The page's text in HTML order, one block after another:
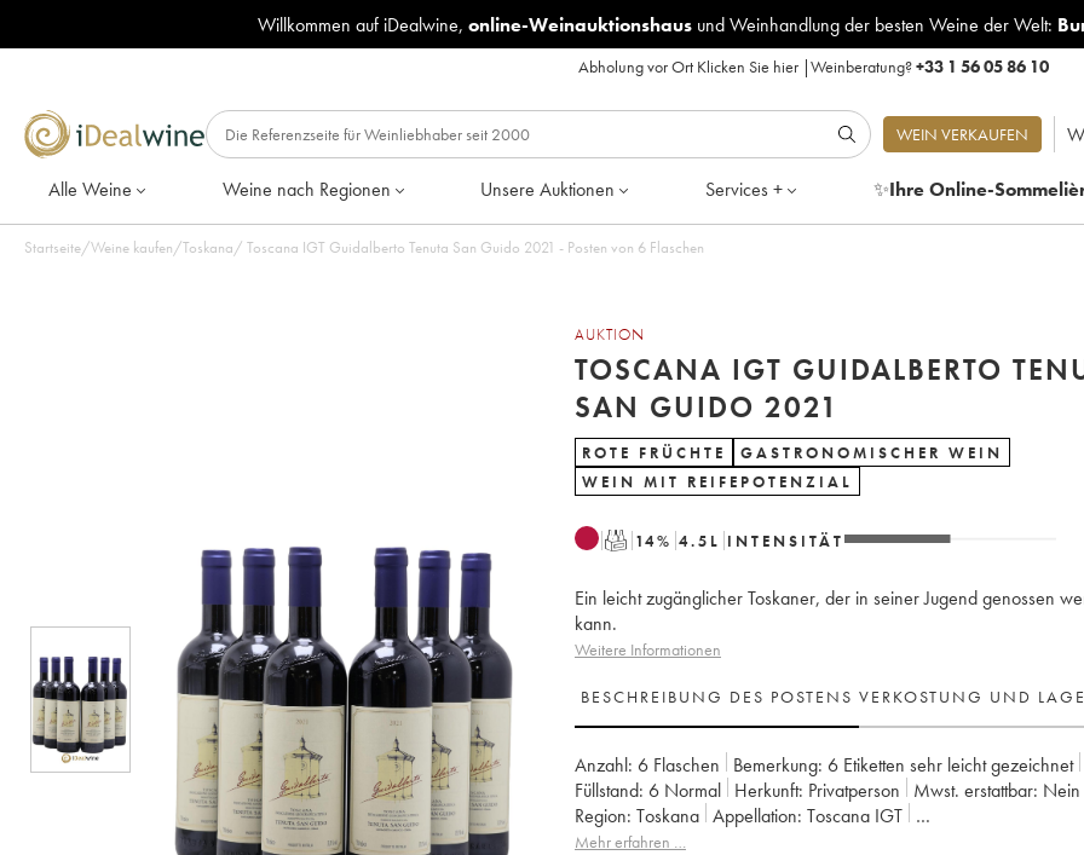
Willkommen auf iDealwine, online-Weinauktionshausund Weinhandlung der besten Weine der Welt:
Abholung vor Ort Klicken Sie hier|Weinberatung?+33 1 56 05 86 10
WEIN VERKAUFEN
Alle Weine Weine nach Regionen Unsere Auktionen Services + ✨Ihre Online-
Startseite/Weine kaufen/Toskana/ Toscana IGT Guidalberto Tenuta San Guido 2021 - Posten von 6 Flaschen
AUKTION
TOSCANA IGT GUIDALBERTO
SAN GUIDO 2021
ROTE FRÜCHTE
GASTRONOMISCHER WEIN
WEIN MIT REIFEPOTENZIAL
T 14% 4.5 L INTENSITÄT
Ein leicht zugänglicher Toskaner, der in seiner Jugend genossen
kann.
Weitere Informationen
BESCHREIBUNG DES POSTENS VERKOSTUNG UND
Anzahl: 6 Flaschen Bemerkung: 6 Etiketten sehr leicht gezeichnet
Füllstand: 6 Normal Herkunft: privatperson Mwst. erstattbar:
nein
Region: Toskana Appellation: Toscana IGT
Eigentümer:
Tenuta San Guido
Mehr erfahren …